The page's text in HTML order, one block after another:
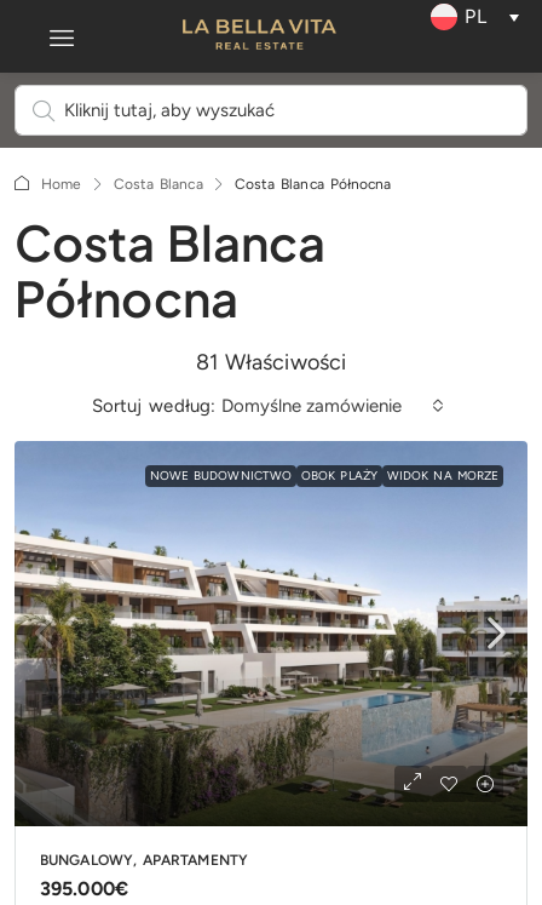
PL
Home Costa Blanca Costa Blanca Północna
Costa Blanca
Północna
81 Właściwości
Sortuj według: Domyślne zamówienie
NOWE BUDOWNICTWO OBOK PLAŻY WIDOK NA MORZE
BUNGALOWY, APARTAMENTY
395.000€